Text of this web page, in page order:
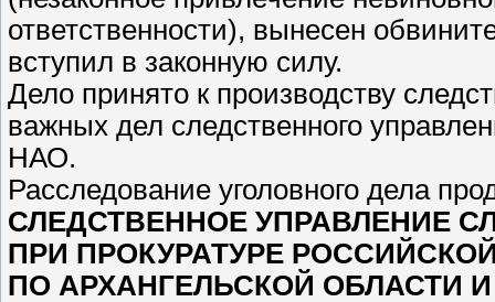
ответственности), вынесен
вступил в законную силу.
Дело принято к производству
важных дел следственного
НАО.
Расследование уголовного дела
СЛЕДСТВЕННОЕ УПРАВЛЕНИЕ
ПРИ ПРОКУРАТУРЕ
ПО АРХАНГЕЛЬСКОЙ ОБЛАСТИ